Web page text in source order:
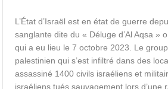
L’État d’Israël est en état de guerre
sanglante dite du « Déluge d’Al Aqsa »
qui a eu lieu le 7 octobre 2023. Le
palestinien qui s’est infiltré dans des
assassiné 1400 civils israéliens et
israéliens tués sauvagement lors d’une